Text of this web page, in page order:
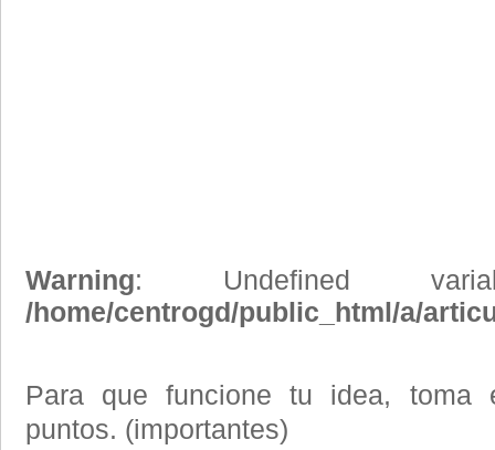
Warning: Undefined
/home/centrogd/public_html/a/
Para que funcione tu idea, toma
puntos. (importantes)